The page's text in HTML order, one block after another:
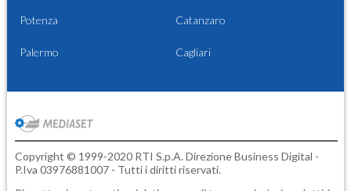
Potenza Catanzaro
Palermo Cagliari
Copyright © 1999-2020 RTI S.p.A. Direzione Business Digital -
P.Iva 03976881007 - Tutti i diritti riservati.